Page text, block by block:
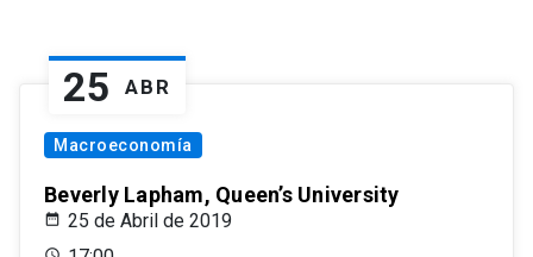
25 ABR
Macroeconomía
Beverly Lapham, Queen’s University
25 de Abril de 2019